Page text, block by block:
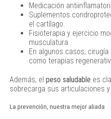
Medicación
Suplementos
el cartílago.
Fisioterapia y ejercicio
musculatura.
En algunos casos,
como terapias
Además, el peso saludable es
sobrecarga sus articulaciones
La prevención, nuestra mejor aliada